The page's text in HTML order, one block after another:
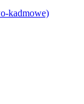
kadmowe)